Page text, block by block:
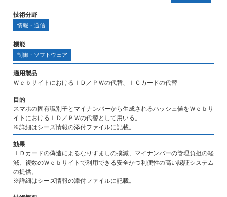
技術分野
情報・通信
機能
制御・ソフトウェア
適用製品
ＷｅｂサイトにおけるＩＤ／ＰＷの代替、ＩＣカードの代替
目的
スマホの固有識別子とマイナンバーから生成されるハッシュ値をＷｅｂサ
イトにおけるＩＤ／ＰＷの代替として用いる。
※詳細はシーズ情報の添付ファイルに記載。
効果
ＩＤカードの偽造によるなりすましの撲滅、マイナンバーの管理負担の軽
減、複数のＷｅｂサイトで利用できる安全かつ利便性の高い認証システム
の提供。
※詳細はシーズ情報の添付ファイルに記載。